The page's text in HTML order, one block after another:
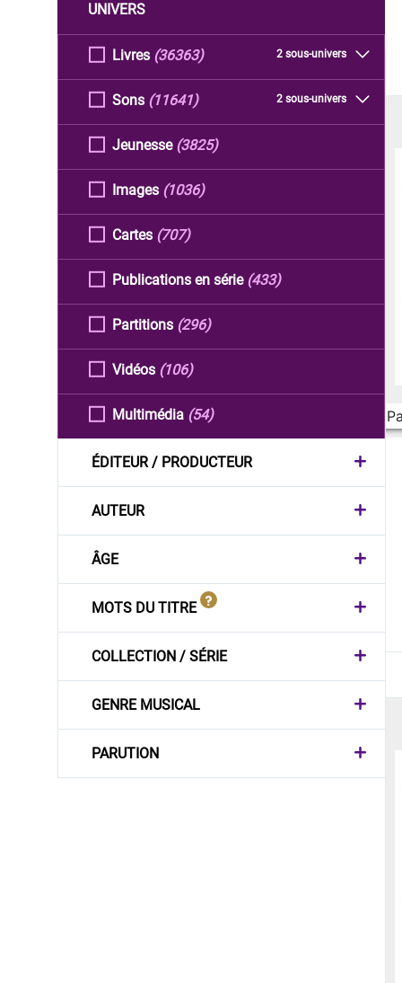
UNIVERS
Livres 2 sous-univers
(36363)
Sons 2 sous-univers
(11641)
Jeunesse (3825)
Images (1036)
Cartes (707)
Publications en série (433)
Partitions (296)
Vidéos (106)
Multimédia (54)
ÉDITEUR / PRODUCTEUR
AUTEUR
ÂGE
MOTS DU TITRE
COLLECTION / SÉRIE
GENRE MUSICAL
PARUTION